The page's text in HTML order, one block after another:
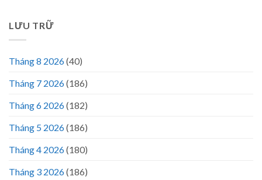
LƯU TRỮ
Tháng 8 2026(40)
Tháng 7 2026(186)
Tháng 6 2026(182)
Tháng 5 2026(186)
Tháng 4 2026(180)
Tháng 3 2026(186)